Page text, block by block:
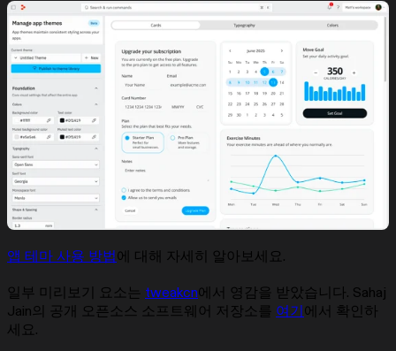
앱 테마 사용 방법에 대해 자세히 알아보세요.
일부 미리보기 요소는 tweakcn에서 영감을 받았습니다. Sahaj
Jain의 공개 오픈소스 소프트웨어 저장소를 여기에서 확인하
세요.